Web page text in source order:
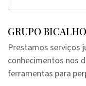
GRUPO BICALHO
Prestamos serviços
conhecimentos nos
ferramentas para